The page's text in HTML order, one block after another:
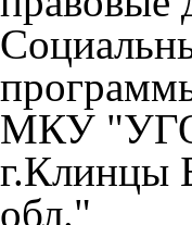
МКУ
г.Клинцы
обл."